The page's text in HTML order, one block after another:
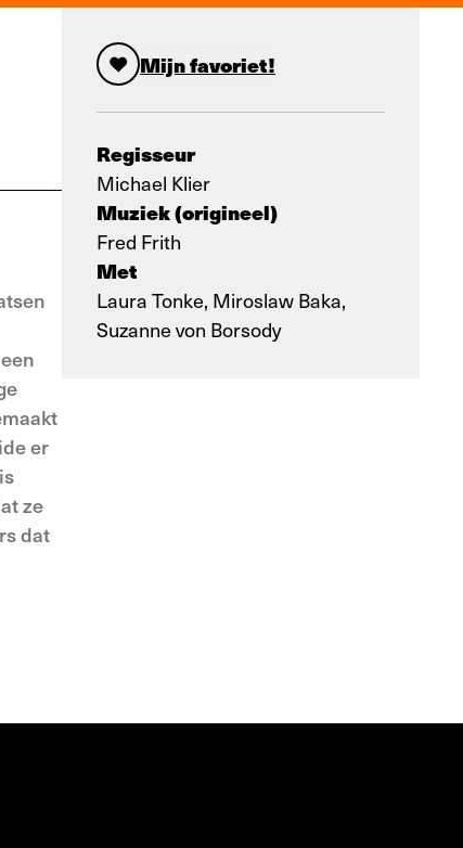
Mijn favoriet!
Regisseur
Michael Klier
Muziek (origineel)
Fred Frith
Met
Laura Tonke, Miroslaw Baka,
Suzanne von Borsody
er
ze
dat